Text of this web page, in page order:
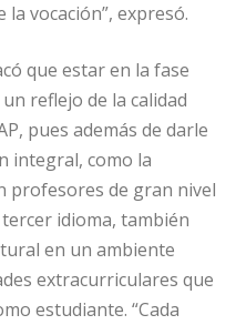
vocación”, expresó.
que estar en la fase
reflejo de la calidad
pues además de darle
integral, como la
profesores de gran nivel
idioma, también
en un ambiente
extracurriculares que
estudiante. “Cada